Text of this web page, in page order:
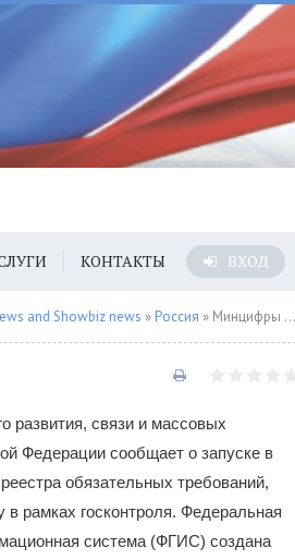
КОНТАКТЫ ВХОД
and Showbiz news » Россия » Минцифры России запустило реестр обязательных требований к бизнесу в рамках госконтроля
развития, связи и массовых
Федерации сообщает о запуске в
обязательных требований,
рамках госконтроля. Федеральная
система (ФГИС) создана